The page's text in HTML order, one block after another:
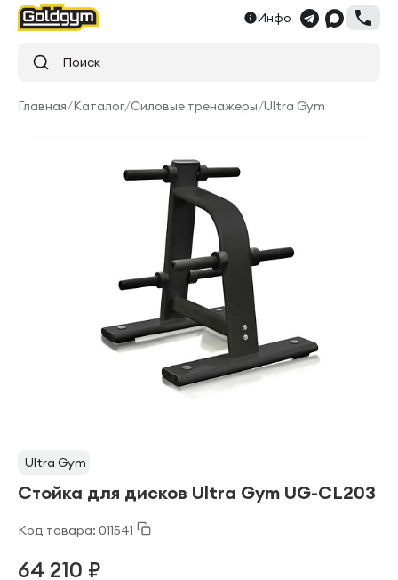
Инфо
Поиск
Главная/Каталог/Силовые тренажеры/Ultra Gym
Ultra Gym
Стойка для дисков Ultra Gym UG-CL203
Код товара: 011541
64 210 ₽